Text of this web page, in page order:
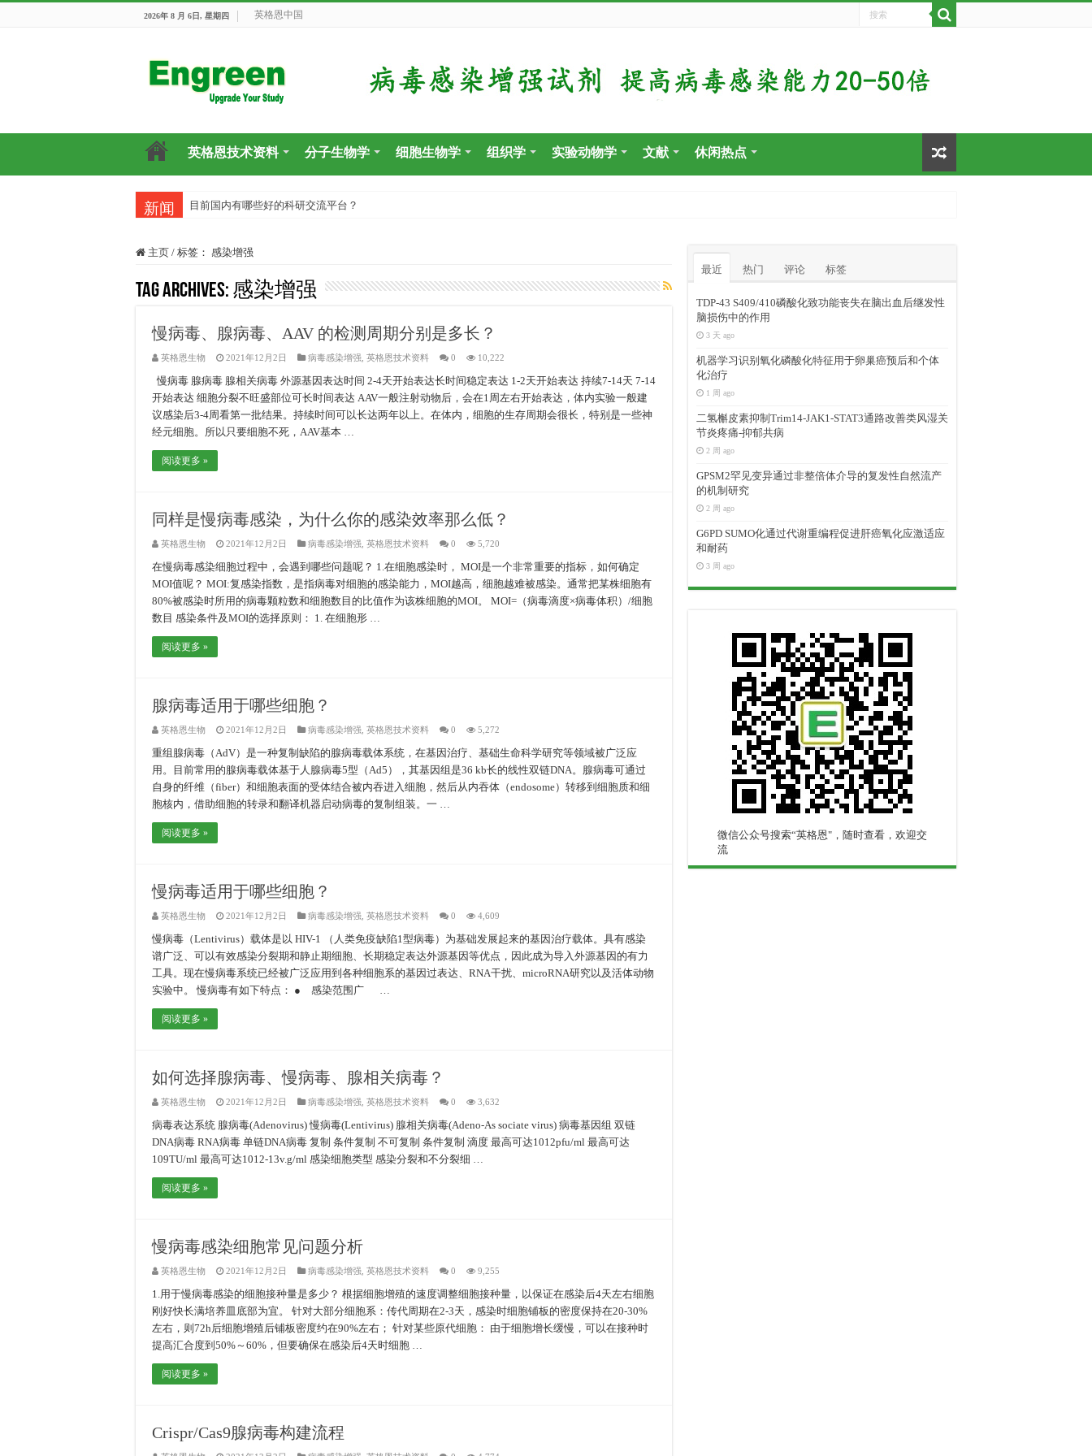
2026年 8 月 6日, 星期四 英格恩中国
英格恩技术资料 分子生物学 细胞生物学 组织学 实验动物学 文献 休闲热点
新闻 目前国内有哪些好的科研交流平台？
主页 / 标签： 感染增强
Tag Archives: 感染增强
慢病毒、腺病毒、AAV 的检测周期分别是多长？
英格恩生物 2021年12月2日 病毒感染增强 英格恩技术资料 0 10,222
慢病毒 腺病毒 腺相关病毒 外源基因表达时间 2-4天开始表达长时间稳定表达 1-2天开始表达 持续7-14天 7-14
开始表达 细胞分裂不旺盛部位可长时间表达 AAV一般注射动物后，会在1周左右开始表达，体内实验一般建
议感染后3-4周看第一批结果。持续时间可以长达两年以上。在体内，细胞的生存周期会很长，特别是一些神
经元细胞。所以只要细胞不死，AAV基本 …
阅读更多 »
同样是慢病毒感染，为什么你的感染效率那么低？
英格恩生物 2021年12月2日 病毒感染增强 英格恩技术资料 0 5,720
在慢病毒感染细胞过程中，会遇到哪些问题呢？ 1.在细胞感染时， MOI是一个非常重要的指标，如何确定
MOI值呢？ MOI:复感染指数，是指病毒对细胞的感染能力，MOI越高，细胞越难被感染。通常把某株细胞有
80%被感染时所用的病毒颗粒数和细胞数目的比值作为该株细胞的MOI。 MOI=（病毒滴度×病毒体积）/细胞
数目 感染条件及MOI的选择原则： 1. 在细胞形 …
阅读更多 »
腺病毒适用于哪些细胞？
英格恩生物 2021年12月2日 病毒感染增强 英格恩技术资料 0 5,272
重组腺病毒（AdV）是一种复制缺陷的腺病毒载体系统，在基因治疗、基础生命科学研究等领域被广泛应
用。目前常用的腺病毒载体基于人腺病毒5型（Ad5），其基因组是36 kb长的线性双链DNA。腺病毒可通过
自身的纤维（fiber）和细胞表面的受体结合被内吞进入细胞，然后从内吞体（endosome）转移到细胞质和细
胞核内，借助细胞的转录和翻译机器启动病毒的复制组装。一 …
阅读更多 »
慢病毒适用于哪些细胞？
英格恩生物 2021年12月2日 病毒感染增强 英格恩技术资料 0 4,609
慢病毒（Lentivirus）载体是以 HIV-1 （人类免疫缺陷1型病毒）为基础发展起来的基因治疗载体。具有感染
谱广泛、可以有效感染分裂期和静止期细胞、长期稳定表达外源基因等优点，因此成为导入外源基因的有力
工具。现在慢病毒系统已经被广泛应用到各种细胞系的基因过表达、RNA干扰、microRNA研究以及活体动物
实验中。 慢病毒有如下特点： ● 感染范围广 …
阅读更多 »
如何选择腺病毒、慢病毒、腺相关病毒？
英格恩生物 2021年12月2日 病毒感染增强 英格恩技术资料 0 3,632
病毒表达系统 腺病毒(Adenovirus) 慢病毒(Lentivirus) 腺相关病毒(Adeno-As sociate virus) 病毒基因组 双链
DNA病毒 RNA病毒 单链DNA病毒 复制 条件复制 不可复制 条件复制 滴度 最高可达1012pfu/ml 最高可达
109TU/ml 最高可达1012-13v.g/ml 感染细胞类型 感染分裂和不分裂细 …
阅读更多 »
慢病毒感染细胞常见问题分析
英格恩生物 2021年12月2日 病毒感染增强 英格恩技术资料 0 9,255
1.用于慢病毒感染的细胞接种量是多少？ 根据细胞增殖的速度调整细胞接种量，以保证在感染后4天左右细胞
刚好快长满培养皿底部为宜。 针对大部分细胞系：传代周期在2-3天，感染时细胞铺板的密度保持在20-30%
左右，则72h后细胞增殖后铺板密度约在90%左右； 针对某些原代细胞： 由于细胞增长缓慢，可以在接种时
提高汇合度到50%～60%，但要确保在感染后4天时细胞 …
阅读更多 »
Crispr/Cas9腺病毒构建流程
最近 热门 评论 标签
TDP-43 S409/410磷酸化致功能丧失在脑出血后继发性
脑损伤中的作用
3 天 ago
机器学习识别氧化磷酸化特征用于卵巢癌预后和个体
化治疗
1 周 ago
二氢槲皮素抑制Trim14-JAK1-STAT3通路改善类风湿关
节炎疼痛-抑郁共病
2 周 ago
GPSM2罕见变异通过非整倍体介导的复发性自然流产
的机制研究
2 周 ago
G6PD SUMO化通过代谢重编程促进肝癌氧化应激适应
和耐药
3 周 ago
微信公众号搜索“英格恩"，随时查看，欢迎交
流